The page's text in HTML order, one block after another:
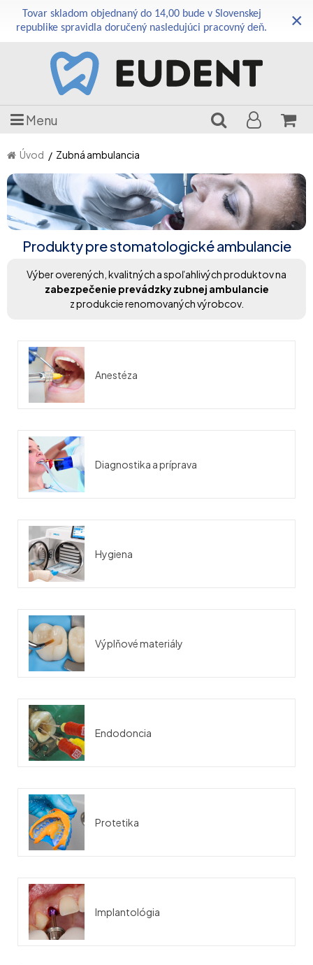
Tovar skladom objednaný do 14,00 bude v Slovenskej
republike spravidla doručený nasledujúci pracovný deň.
×
Menu
Úvod Zubná ambulancia
Produkty pre stomatologické ambulancie
Výber overených, kvalitných a spoľahlivých produktov na
zabezpečenie prevádzky zubnej ambulancie
z produkcie renomovaných výrobcov.
Anestéza
Diagnostika a príprava
Hygiena
Výplňové materiály
Endodoncia
Protetika
Implantológia